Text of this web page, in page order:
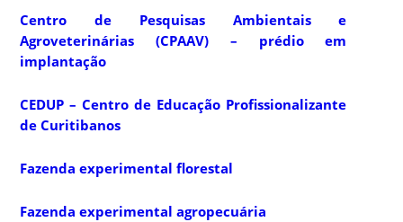
Centro de Pesquisas Ambientais e
Agroveterinárias (CPAAV) – prédio em
implantação
CEDUP – Centro de Educação Profissionalizante
de Curitibanos
Fazenda experimental florestal
Fazenda experimental agropecuária